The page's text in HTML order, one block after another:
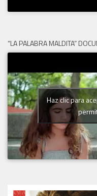
“LA PALABRA MALDITA”
Haz clic para